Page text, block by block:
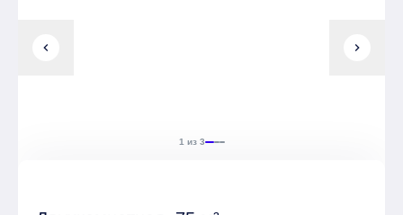
chevron_left chevron_right
1 из 3